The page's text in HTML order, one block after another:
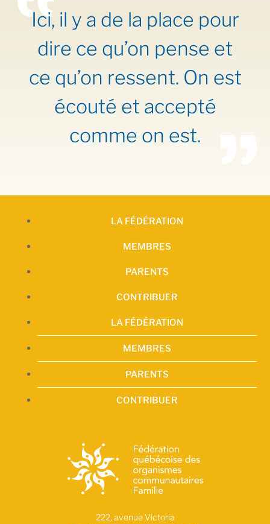
Ici, il y a de la place pour
dire ce qu’on pense et
ce qu’on ressent. On est
écouté et accepté
comme on est.
LA FÉDÉRATION
MEMBRES
PARENTS
CONTRIBUER
LA FÉDÉRATION
MEMBRES
PARENTS
CONTRIBUER
222, avenue Victoria